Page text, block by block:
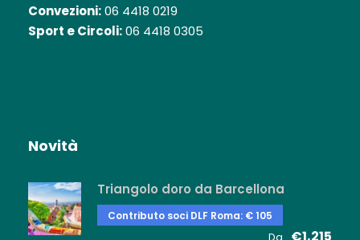
Convezioni:06 4418 0219
Sport e Circoli:06 4418 0305
Novità
Triangolo doro da Barcellona
Contributo soci DLF Roma: € 105